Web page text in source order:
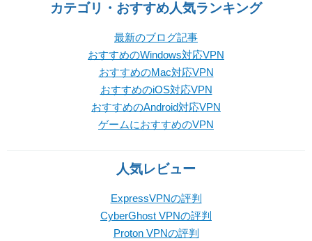
カテゴリ・おすすめ人気ランキング
最新のブログ記事
おすすめのWindows対応VPN
おすすめのMac対応VPN
おすすめのiOS対応VPN
おすすめのAndroid対応VPN
ゲームにおすすめのVPN
人気レビュー
ExpressVPNの評判
CyberGhost VPNの評判
Proton VPNの評判